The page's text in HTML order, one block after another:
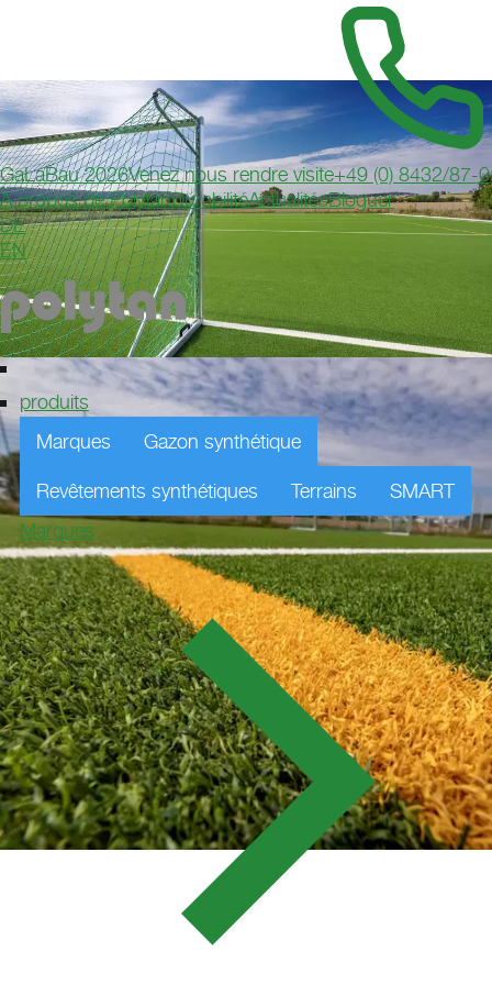
GaLaBau 2026Venez nous rendre visite+49 (0) 8432/87-0
À propos de PolytanDurabilitéActualitésBloguer
DE
EN
produits
Marques
Gazon synthétique
Revêtements synthétiques Terrains
SMART
Marques
SV SPORTPLATZ,
FRAUENBIBURG